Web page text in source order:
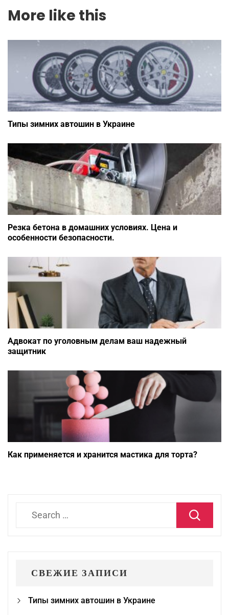
More like this
Типы зимних автошин в Украине
Резка бетона в домашних условиях. Цена и
особенности безопасности.
Адвокат по уголовным делам ваш надежный
защитник
Как применяется и хранится мастика для торта?
СВЕЖИЕ ЗАПИСИ
Типы зимних автошин в Украине